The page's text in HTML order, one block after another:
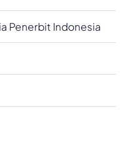
Penerbit Indonesia